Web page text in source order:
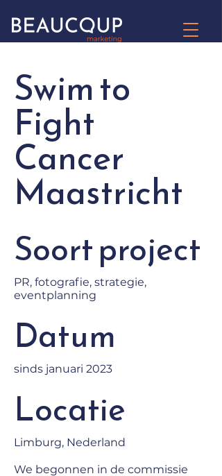
Swim to
Fight
Cancer
Maastricht
Soort project
PR, fotografie, strategie,
eventplanning
Datum
sinds januari 2023
Locatie
Limburg, Nederland
We begonnen in de commissie